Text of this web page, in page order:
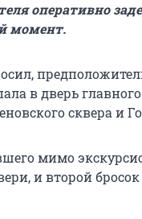
оперативно
момент.
в дверь
сквера и
мимо
и второй